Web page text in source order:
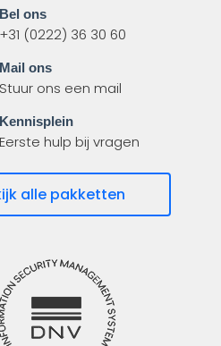
Bel ons
+31 (0222) 36 30 60
Mail ons
Stuur ons een mail
Kennisplein
Eerste hulp bij vragen
alle pakketten